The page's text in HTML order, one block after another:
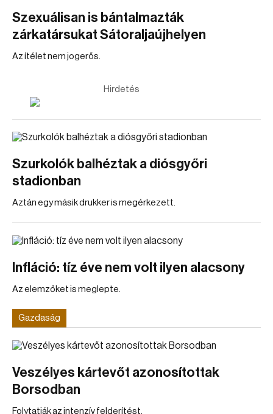
Szexuálisan is bántalmazták
zárkatársukat Sátoraljaújhelyen
Az ítélet nem jogerős.
Hirdetés
Szurkolók balhéztak a diósgyőri
stadionban
Aztán egy másik drukker is megérkezett.
Infláció: tíz éve nem volt ilyen alacsony
Az elemzőket is meglepte.
Gazdaság
Veszélyes kártevőt azonosítottak
Borsodban
Folytatják az intenzív felderítést.